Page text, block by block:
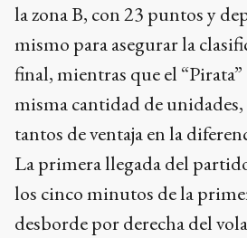
la zona B, con 23 puntos y
mismo para asegurar la
final, mientras que el
misma cantidad de
tantos de ventaja en la
La primera llegada del
los cinco minutos de la
desborde por derecha del